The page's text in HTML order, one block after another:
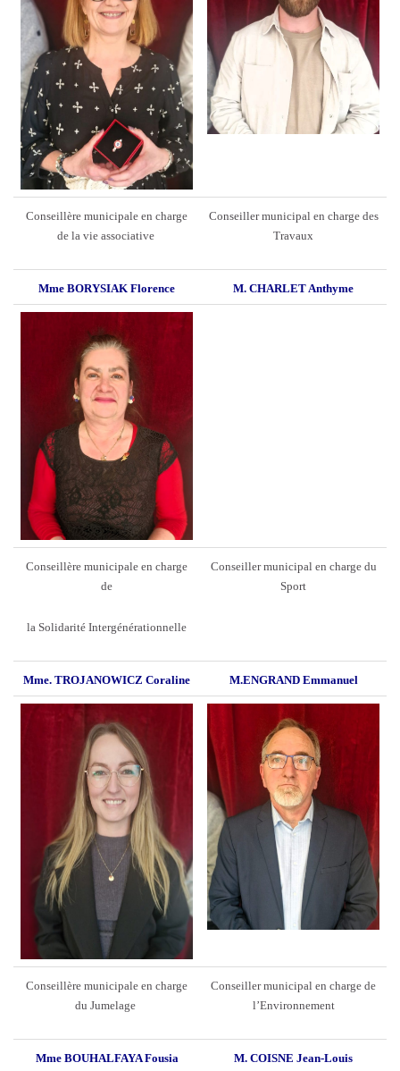
Conseillère municipale en charge
de la vie associative
Conseiller municipal en charge des
Travaux
Mme BORYSIAK Florence M. CHARLET Anthyme
Conseillère municipale en charge
de
la Solidarité Intergénérationnelle
Conseiller municipal en charge du
Sport
Mme. TROJANOWICZ Coraline M.ENGRAND Emmanuel
Conseillère municipale en charge
du Jumelage
Conseiller municipal en charge de
l’Environnement
Mme BOUHALFAYA Fousia M. COISNE Jean-Louis